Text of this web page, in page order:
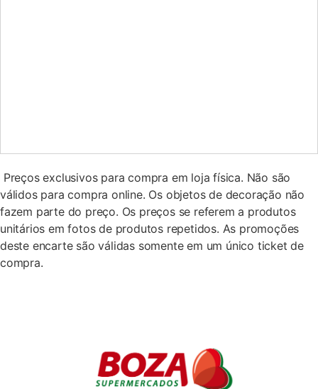
Preços exclusivos para compra em loja física. Não são
válidos para compra online. Os objetos de decoração não
fazem parte do preço. Os preços se referem a produtos
unitários em fotos de produtos repetidos. As promoções
deste encarte são válidas somente em um único ticket de
compra.